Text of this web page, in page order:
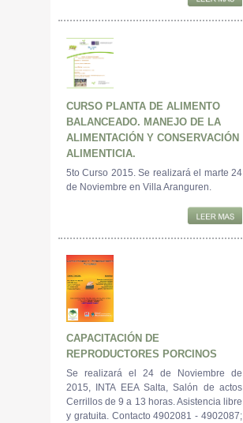
CURSO PLANTA DE ALIMENTO
BALANCEADO. MANEJO DE LA
ALIMENTACIÓN Y CONSERVACIÓN
ALIMENTICIA.
5to Curso 2015. Se realizará el marte 24
de Noviembre en Villa Aranguren.
CAPACITACIÓN DE
REPRODUCTORES PORCINOS
Se realizará el 24 de Noviembre de
2015, INTA EEA Salta, Salón de actos
Cerrillos de 9 a 13 horas. Asistencia libre
y gratuita. Contacto 4902081 - 4902087;